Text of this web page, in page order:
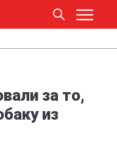
за то,
из